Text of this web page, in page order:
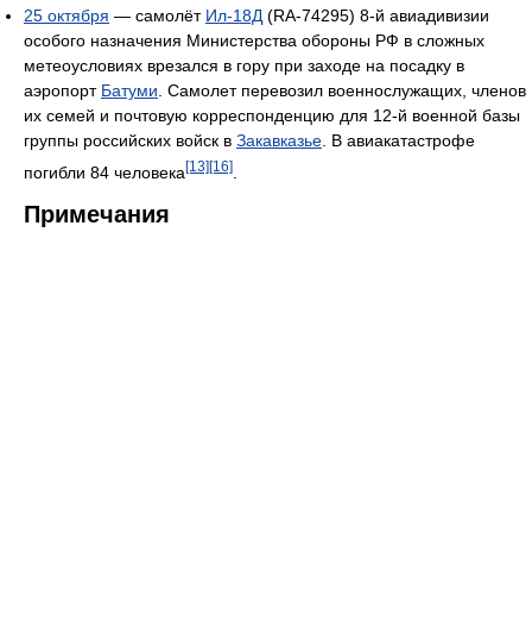
25 октября — самолёт Ил-18Д (RA-74295) 8-й авиадивизии
особого назначения Министерства обороны РФ в сложных
метеоусловиях врезался в гору при заходе на посадку в
аэропорт Батуми . Самолет перевозил военнослужащих, членов
их семей и почтовую корреспонденцию для 12-й военной базы
группы российских войск в Закавказье . В авиакатастрофе
погибли 84 человека[13][16]
Примечания